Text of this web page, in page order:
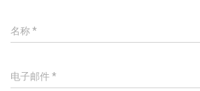
名称*
电子邮件 *